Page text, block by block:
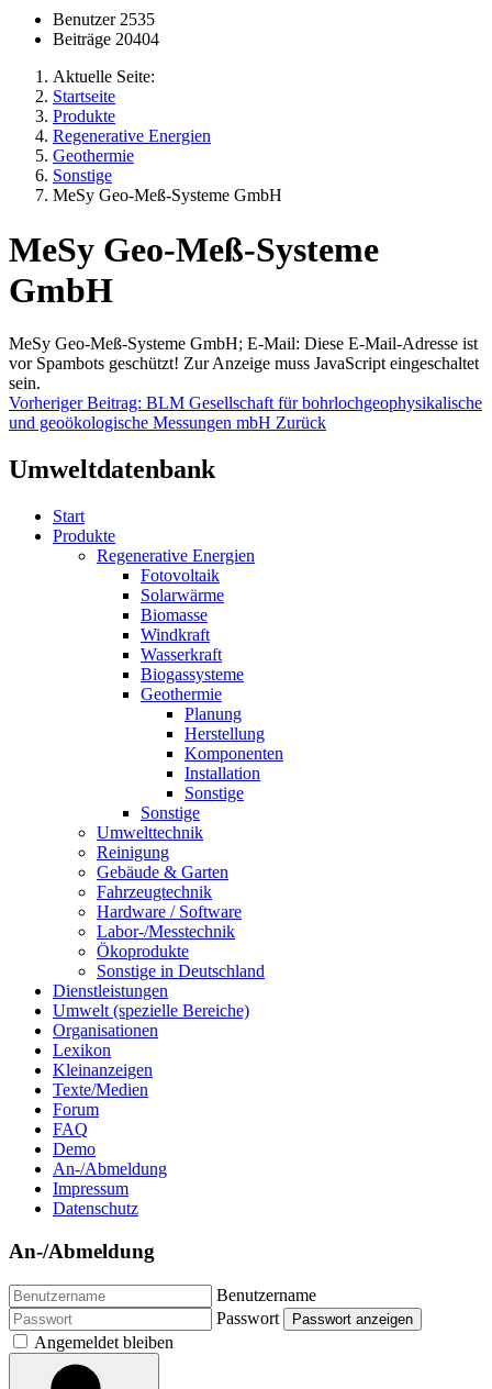
Benutzer2535
Beiträge 20404
Aktuelle Seite:
Startseite
Produkte
Regenerative Energien
Geothermie
Sonstige
MeSy Geo-Meß-Systeme GmbH
MeSy Geo-Meß-Systeme
GmbH
MeSy Geo-Meß-Systeme GmbH; E-Mail: Diese E-Mail-Adresse ist
vor Spambots geschützt! Zur Anzeige muss JavaScript eingeschaltet
sein.
Vorheriger Beitrag: BLM Gesellschaft für bohrlochgeophysikalische
und geoökologische Messungen mbH Zurück
Umweltdatenbank
Start
Produkte
Regenerative Energien
Fotovoltaik
Solarwärme
Biomasse
Windkraft
Wasserkraft
Biogassysteme
Geothermie
Planung
Herstellung
Komponenten
Installation
Sonstige
Sonstige
Umwelttechnik
Reinigung
Gebäude & Garten
Fahrzeugtechnik
Hardware / Software
Labor-/Messtechnik
Ökoprodukte
Sonstige in Deutschland
Dienstleistungen
Umwelt (spezielle Bereiche)
Organisationen
Lexikon
Kleinanzeigen
Texte/Medien
Forum
FAQ
Demo
An-/Abmeldung
Impressum
Datenschutz
An-/Abmeldung
Benutzername
Passwort
Passwort anzeigen
Angemeldet bleiben